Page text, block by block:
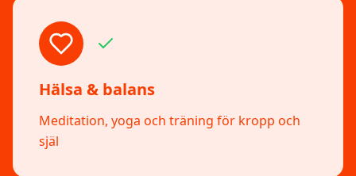
Hälsa & balans
Meditation, yoga och träning för kropp och
själ